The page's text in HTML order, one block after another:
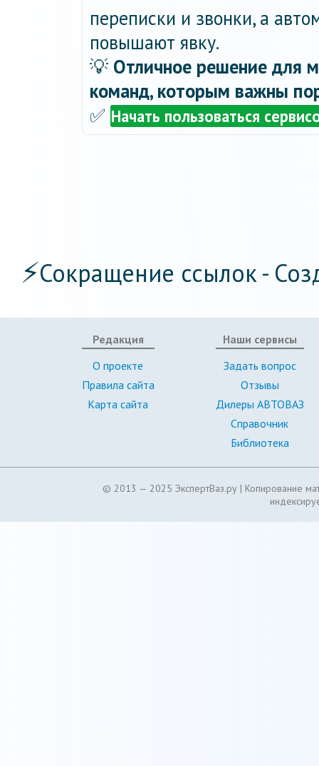
переписки и звонки, а
повышают явку.
💡 Отличное решение для
команд, которым важны
✅ Начать пользоваться
⚡Сокращение ссылок -
Редакция
О проекте
Правила сайта
Карта сайта
Наши сервисы
Задать вопрос
Отзывы
Дилеры АВТОВАЗ
Справочник
Библиотека
© 2013 — 2025 ЭкспертВаз.ру | Копирование